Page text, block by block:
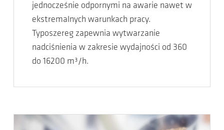
jednocześnie odpornymi na awarie nawet w
ekstremalnych warunkach pracy.
Typoszereg zapewnia wytwarzanie
nadciśnienia w zakresie wydajności od 360
do 16200 m³/h.